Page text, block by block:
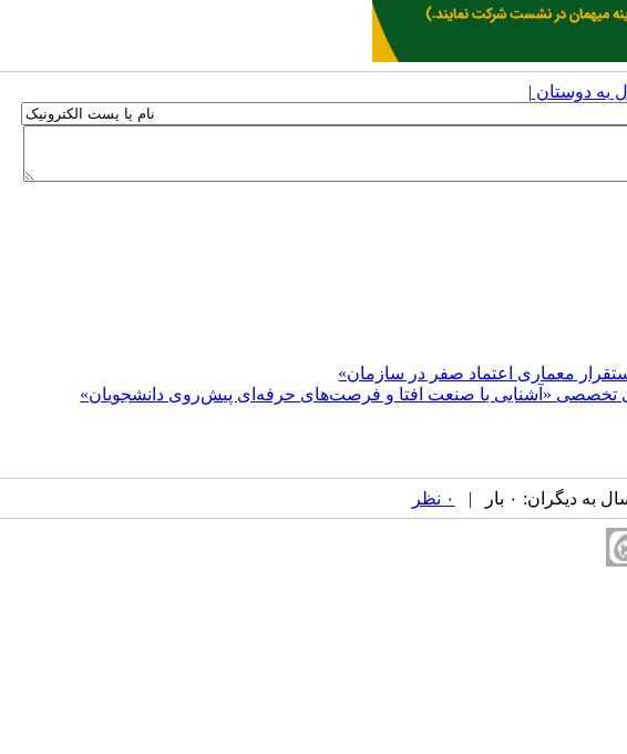
به دوستان |
معماری اعتماد صفر در سازمان»
«آشنایی با صنعت افتا و فرصت‌های حرفه‌ای پیش‌روی دانشجویان»
دیگران: ۰ بار | ۰ نظر